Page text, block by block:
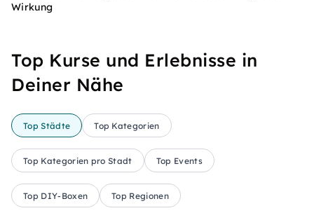
Wirkung
Top Kurse und Erlebnisse in
Deiner Nähe
Top Städte Top Kategorien
Top Kategorien pro Stadt Top Events
Top DIY-Boxen Top Regionen